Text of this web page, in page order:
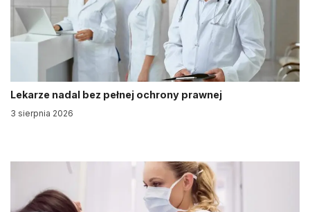
Lekarze nadal bez pełnej ochrony prawnej
3 sierpnia 2026